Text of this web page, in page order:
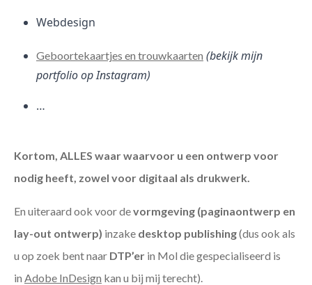
Webdesign
Geboortekaartjes en trouwkaarten (bekijk mijn
portfolio op Instagram)
…
Kortom, ALLES waar waarvoor u een ontwerp voor
nodig heeft, zowel voor digitaal als drukwerk.
En uiteraard ook voor devormgeving (paginaontwerp en
lay-out ontwerp) inzake desktop publishing(dus ook als
u op zoek bent naar DTP’er in Mol die gespecialiseerd is
in Adobe InDesign kan u bij mij terecht).